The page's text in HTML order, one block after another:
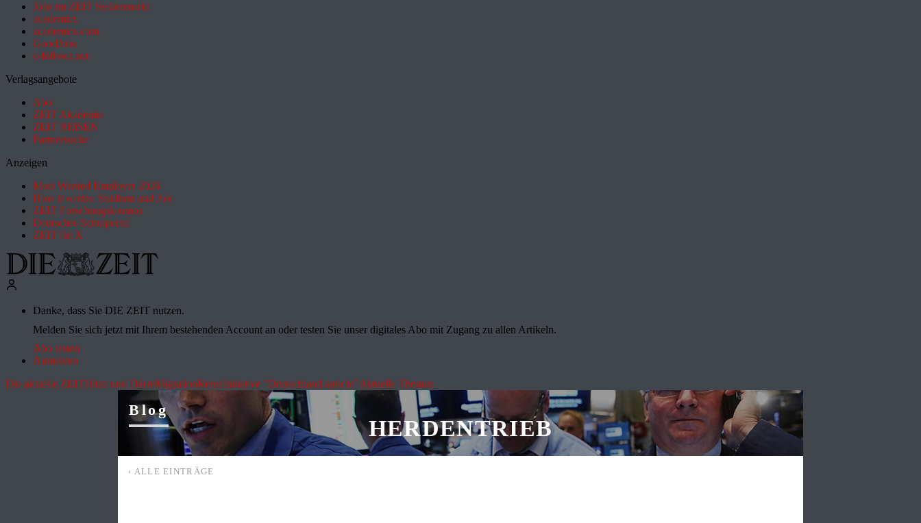
Jobs im ZEIT Stellenmarkt
academics
academics.com
GoodJobs
e-fellows.net
Verlagsangebote
Abo
ZEIT Akademie
ZEIT REISEN
Partnersuche
Anzeigen
Most Wanted Employer 2026
How it works: Studium und Job
ZEIT Forschungskosmos
Deutsches Schulportal
ZEIT für X
Danke, dass Sie DIE ZEIT nutzen.
Melden Sie sich jetzt mit Ihrem bestehenden Account an oder testen Sie unser digitales Abo mit Zugang zu allen Artikeln.
Abo testen
Anmelden
Die aktuelle ZEITHitze und DürreMigrationRenteInitiative "Deutschland spricht"Aktuelle Themen
Blog
HERDENTRIEB
‹ ALLE EINTRÄGE